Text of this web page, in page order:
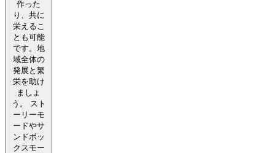
作った
り、共に
栄えるこ
とも可能
です。地
域全体の
発展と繁
栄を助け
ましょ
う。 スト
ーリーモ
ードやサ
ンドボッ
クスモー